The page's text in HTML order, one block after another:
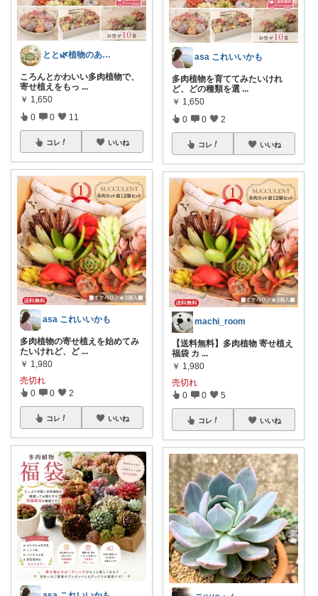
とと🌿植物のある暮らし
ころんとかわいい多肉植物で、
寄せ植えをもっ ...
￥ 1,650
0 0 11
コレ いいね
asa これいいかも
多肉植物の寄せ植えを始めてみ
たいけれど、ど ...
￥ 1,980
売切れ
0 0 2
コレ いいね
asa これいいかも
多肉植物を育ててみたいけれ
ど、どの種類を選 ...
￥ 1,650
0 0 2
コレ いいね
machi_room
【送料無料】多肉植物 寄せ植え
福袋 カ ...
￥ 1,980
売切れ
0 0 5
コレ いいね